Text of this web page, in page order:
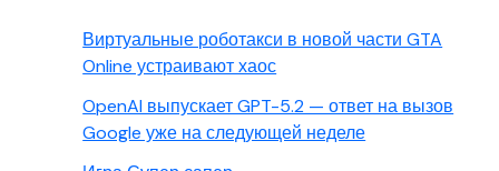
Виртуальные роботакси в новой части GTA
Online устраивают хаос
OpenAI выпускает GPT-5.2 — ответ на вызов
Google уже на следующей неделе